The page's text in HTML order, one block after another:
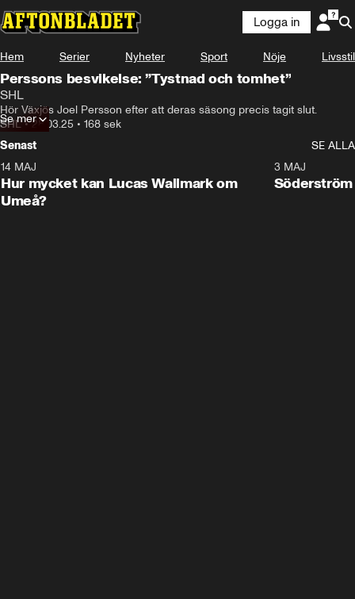
Logga in
Hem Serier Nyheter Sport Nöje Livsstil
Perssons besvikelse: ”Tystnad och tomhet”
SHL
Hör Växjös Joel Persson efter att deras säsong precis tagit slut.
SHL•28.03.25 • 168 sek
Se mer
Senast
SE ALLA
Plus
14 MAJ
Hur mycket kan Lucas Wallmark om
Umeå?
3 MAJ